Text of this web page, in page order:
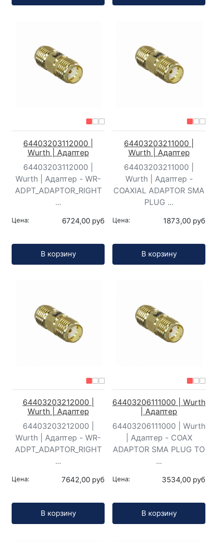
64403203112000 |
Wurth | Адаптер
64403203112000 |
Wurth | Адаптер - WR-
ADPT_ADAPTOR_RIGHT
...
Цена: 6724,00 руб
В корзину
64403203211000 |
Wurth | Адаптер
64403203211000 |
Wurth | Адаптер -
COAXIAL ADAPTOR SMA
PLUG ...
Цена: 1873,00 руб
В корзину
64403203212000 |
Wurth | Адаптер
64403203212000 |
Wurth | Адаптер - WR-
ADPT_ADAPTOR_RIGHT
...
Цена: 7642,00 руб
В корзину
64403206111000 | Wurth
| Адаптер
64403206111000 | Wurth
| Адаптер - COAX
ADAPTOR SMA PLUG TO
...
Цена: 3534,00 руб
В корзину